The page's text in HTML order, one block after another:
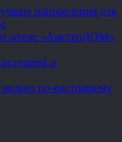
направления для
отеле «АмстерДОМ»
и
можно по-настоящему